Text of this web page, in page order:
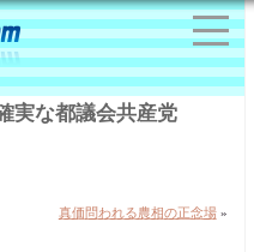
実な都議会共産党
真価問われる農相の正念場»